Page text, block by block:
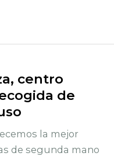
centro
de
la mejor
de segunda mano